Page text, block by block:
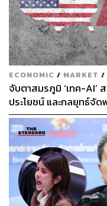
ECONOMIC / MARKET /
จับตาสมรภูมิ ‘เทค-AI’
ประโยชน์ และกลยุทธ์จั
ข้างหน้า